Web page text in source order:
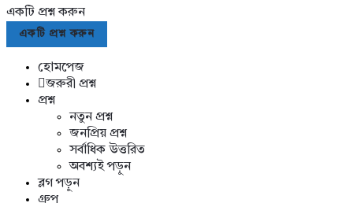
একটি প্রশ্ন করুন
Mobile
menu
Close
একটি প্রশ্ন করুন
হোমপেজ
জরুরী প্রশ্ন
প্রশ্ন
নতুন প্রশ্ন
জনপ্রিয় প্রশ্ন
সর্বাধিক উত্তরিত
অবশ্যই পড়ুন
ব্লগ পড়ুন
গ্রুপ